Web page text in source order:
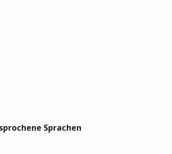
Sprachen
Sprachen